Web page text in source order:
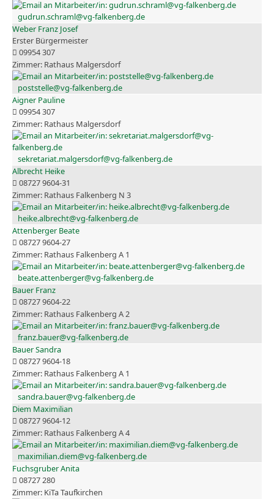
gudrun.schraml@vg-falkenberg.de
Weber Franz Josef
Erster Bürgermeister
09954 307
Rathaus Malgersdorf
poststelle@vg-falkenberg.de
Aigner Pauline
09954 307
Rathaus Malgersdorf
sekretariat.malgersdorf@vg-falkenberg.de
Albrecht Heike
08727 9604-31
Rathaus Falkenberg N 3
heike.albrecht@vg-falkenberg.de
Attenberger Beate
08727 9604-27
Rathaus Falkenberg A 1
beate.attenberger@vg-falkenberg.de
Bauer Franz
08727 9604-22
Rathaus Falkenberg A 2
franz.bauer@vg-falkenberg.de
Bauer Sandra
08727 9604-18
Rathaus Falkenberg A 1
sandra.bauer@vg-falkenberg.de
Diem Maximilian
08727 9604-12
Rathaus Falkenberg A 4
maximilian.diem@vg-falkenberg.de
Fuchsgruber Anita
08727 280
KiTa Taufkirchen